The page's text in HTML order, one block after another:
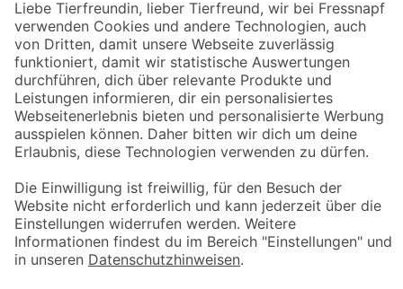
© 2026 Fressnapf Tiernahrungs GmbH
Westpreußenstraße 32-38
47809 Krefeld
Cookies
AGB
Entdecke Fressnapf
Tierversicherung
GPS-Tracker
Fressnapf Salon
Online-Shop